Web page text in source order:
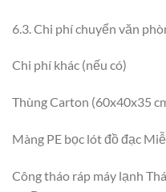
6.3. Chi phí chuyển văn
Chi phí khác (nếu có)
Thùng Carton (60x40x35
Màng PE bọc lót đồ đạc
Công tháo ráp máy lạnh